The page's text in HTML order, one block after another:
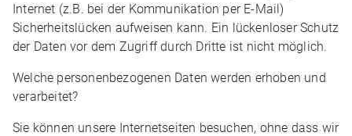
Internet (z.B. bei der Kommunikation per E-Mail)
Sicherheitslücken aufweisen kann. Ein lückenloser Schutz
der Daten vor dem Zugriff durch Dritte ist nicht möglich.
Welche personenbezogenen Daten werden erhoben und
verarbeitet?
Sie können unsere Internetseiten besuchen, ohne dass wir